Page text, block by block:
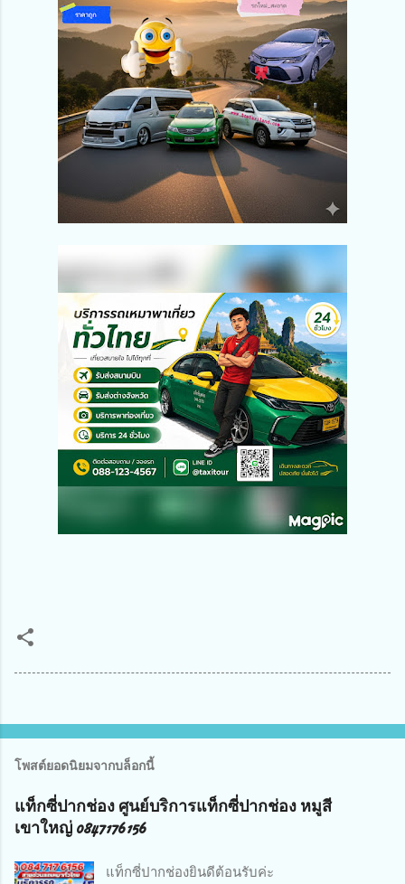
โพสต์ยอดนิยมจากบล็อกนี้
แท็กซี่ปากช่อง ศูนย์บริการแท็กซี่ปากช่อง หมูสี
เขาใหญ่ 0847176156
แท็กซี่ปากช่องยินดีต้อนรับค่ะ